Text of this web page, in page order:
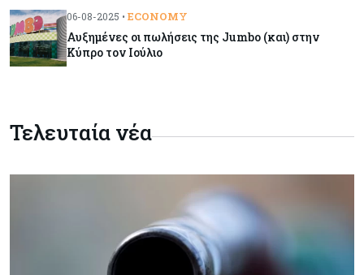
και οι προκλήσεις
ασφάλεια
Baker Tilly: Στην 7η θέση παγκοσμίως στις
M&A μεσαίας αγοράς
Κύπρος 08-08-2026
06-08-2025 • ECONOMY
Αυξημένες οι πωλήσεις της Jumbo (και) στην
Κύπρο τον Ιούλιο
Τελευταία νέα